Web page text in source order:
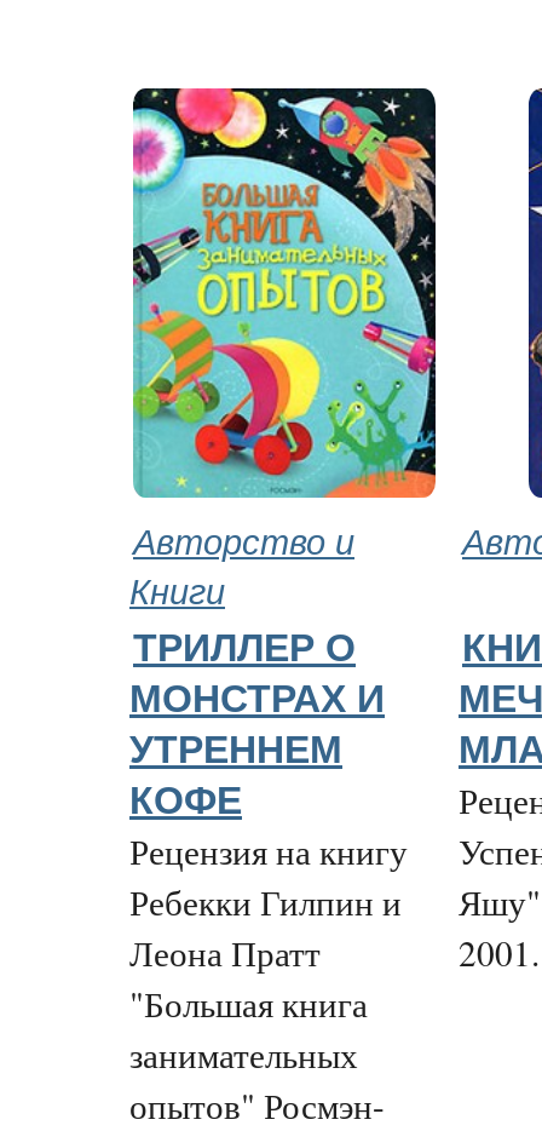
Авторство и
Книги
ТРИЛЛЕР О
МОНСТРАХ И
УТРЕННЕМ
КОФЕ
Рецензия на книгу
Ребекки Гилпин и
Леона Пратт
"Большая книга
занимательных
опытов" Росмэн-